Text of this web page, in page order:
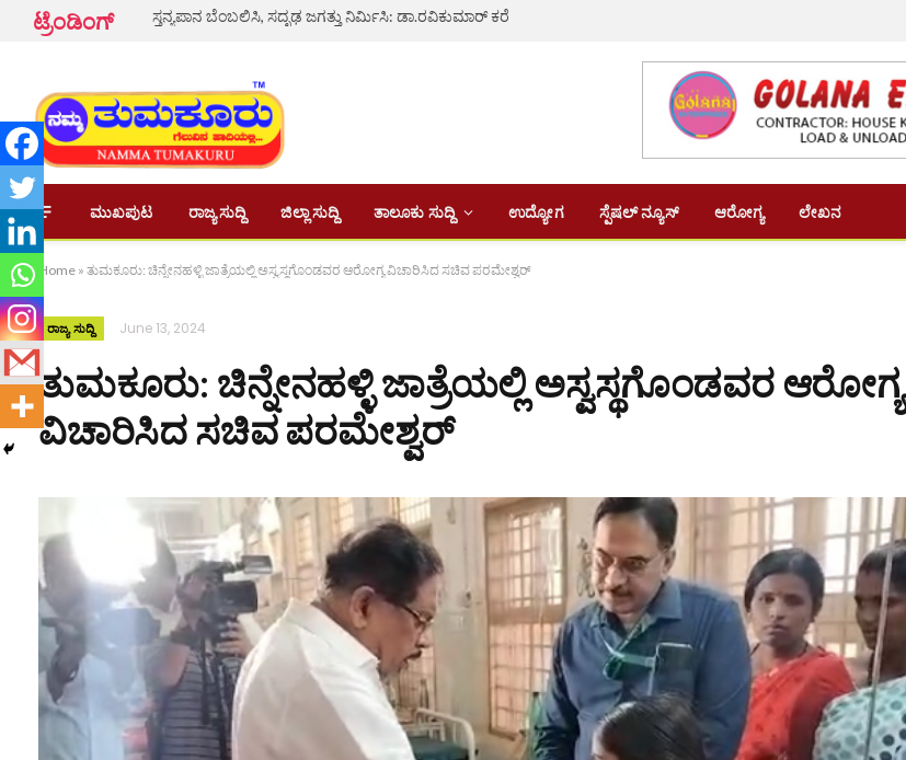
ಟ್ರೆಂಡಿಂಗ್ ಸ್ತನ್ಯಪಾನ ಬೆಂಬಲಿಸಿ, ಸದೃಢ ಜಗತ್ತು ನಿರ್ಮಿಸಿ: ಡಾ.ರವಿಕುಮಾರ್ ಕರೆ
ಮುಖಪುಟ ರಾಜ್ಯ ಸುದ್ದಿ ಜಿಲ್ಲಾ ಸುದ್ದಿ ತಾಲೂಕು ಸುದ್ದಿ ಉದ್ಯೋಗ ಸ್ಪೆಷಲ್ ನ್ಯೂಸ್ ಆರೋಗ್ಯ ಲೇಖನ
Home » ತುಮಕೂರು: ಚಿನ್ನೇನಹಳ್ಳಿ ಜಾತ್ರೆಯಲ್ಲಿ ಅಸ್ವಸ್ಥಗೊಂಡವರ ಆರೋಗ್ಯ ವಿಚಾರಿಸಿದ ಸಚಿವ ಪರಮೇಶ್ವರ್
ರಾಜ್ಯ ಸುದ್ದಿ June 13, 2024
ತುಮಕೂರು: ಚಿನ್ನೇನಹಳ್ಳಿ ಜಾತ್ರೆಯಲ್ಲಿ ಅಸ್ವಸ್ಥಗೊಂಡವರ ಆರೋಗ್ಯ
ವಿಚಾರಿಸಿದ ಸಚಿವ ಪರಮೇಶ್ವರ್